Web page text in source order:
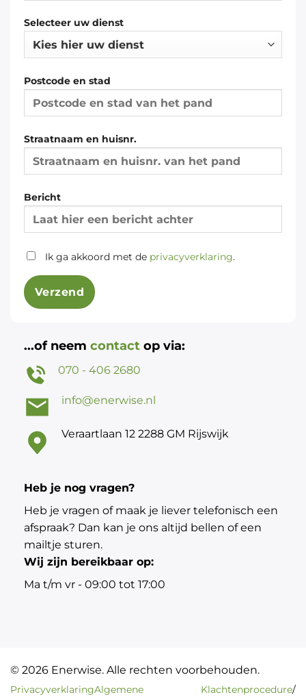
Selecteer uw dienst
Postcode en stad
Straatnaam en huisnr.
Bericht
Ik ga akkoord met de privacyverklaring.
...of neem contact op via:
070 - 406 2680
info@enerwise.nl
Veraartlaan 12 2288 GM Rijswijk
Heb je nog vragen?
Heb je vragen of maak je liever telefonisch een
afspraak? Dan kan je ons altijd bellen of een
mailtje sturen.
Wij zijn bereikbaar op:
Ma t/m vr - 09:00 tot 17:00
© 2026 Enerwise. Alle rechten voorbehouden.
PrivacyverklaringAlgemene Klachtenprocedure/